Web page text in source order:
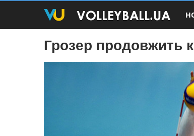
Грозер продовжить